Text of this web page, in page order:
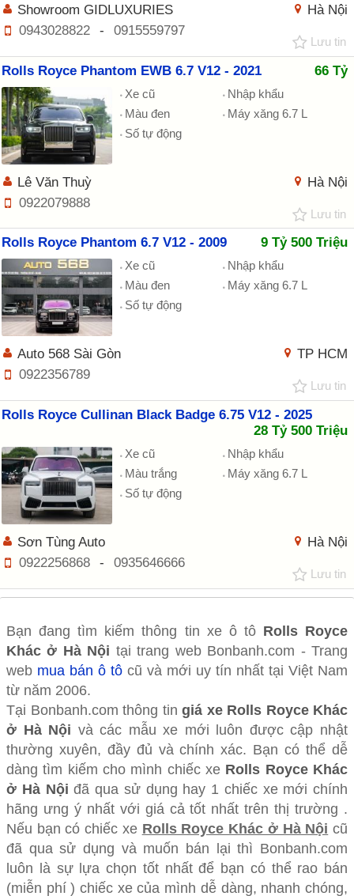
Hà Nội
Showroom GIDLUXURIES
0943028822
- 0915559797
Lưu tin
Rolls Royce Phantom EWB 6.7 V12 - 2021 66 Tỷ
Xe cũ
Nhập khẩu
Màu đen
Máy xăng 6.7 L
Số tự động
Hà Nội
Lê Văn Thuỳ
0922079888
Lưu tin
Rolls Royce Phantom 6.7 V12 - 2009 9 Tỷ 500 Triệu
Xe cũ
Nhập khẩu
Màu đen
Máy xăng 6.7 L
Số tự động
TP HCM
Auto 568 Sài Gòn
0922356789
Lưu tin
Rolls Royce Cullinan Black Badge 6.75 V12 - 2025
28 Tỷ 500 Triệu
Xe cũ
Nhập khẩu
Màu trắng
Máy xăng 6.7 L
Số tự động
Hà Nội
Sơn Tùng Auto
0922256868
- 0935646666
Lưu tin
Bạn đang tìm kiếm thông tin xe ô tô Rolls Royce
Khác ở Hà Nội tại trang web Bonbanh.com - Trang
web mua bán ô tô cũ và mới uy tín nhất tại Việt Nam
từ năm 2006.
Tại Bonbanh.com thông tin giá xe Rolls Royce Khác
ở Hà Nội và các mẫu xe mới luôn được cập nhật
thường xuyên, đầy đủ và chính xác. Bạn có thể dễ
dàng tìm kiếm cho mình chiếc xe Rolls Royce Khác
ở Hà Nội đã qua sử dụng hay 1 chiếc xe mới chính
hãng ưng ý nhất với giá cả tốt nhất trên thị trường .
Nếu bạn có chiếc xe Rolls Royce Khác ở Hà Nội cũ
đã qua sử dụng và muốn bán lại thì Bonbanh.com
luôn là sự lựa chọn tốt nhất để bạn có thể rao bán
(miễn phí ) chiếc xe của mình dễ dàng, nhanh chóng,